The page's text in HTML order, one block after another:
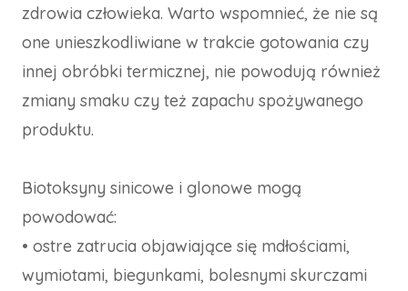
zdrowia człowieka. Warto wspomnieć, że nie są
one unieszkodliwiane w trakcie gotowania czy
innej obróbki termicznej, nie powodują również
zmiany smaku czy też zapachu spożywanego
produktu.
Biotoksyny sinicowe i glonowe mogą
powodować:
• ostre zatrucia objawiające się mdłościami,
wymiotami, biegunkami, bolesnymi skurczami